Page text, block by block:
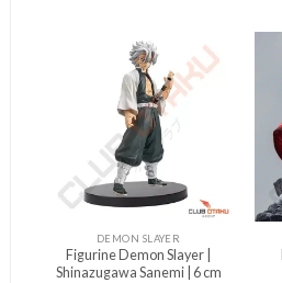
a
plusieurs
variations.
Les
options
peuvent
être
choisies
la
page
DEMON SLAYER
Figurine Demon Slayer |
Shinazugawa Sanemi | 6 cm